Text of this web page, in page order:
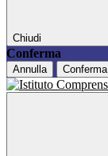
Chiudi
Conferma
Annulla Conferma